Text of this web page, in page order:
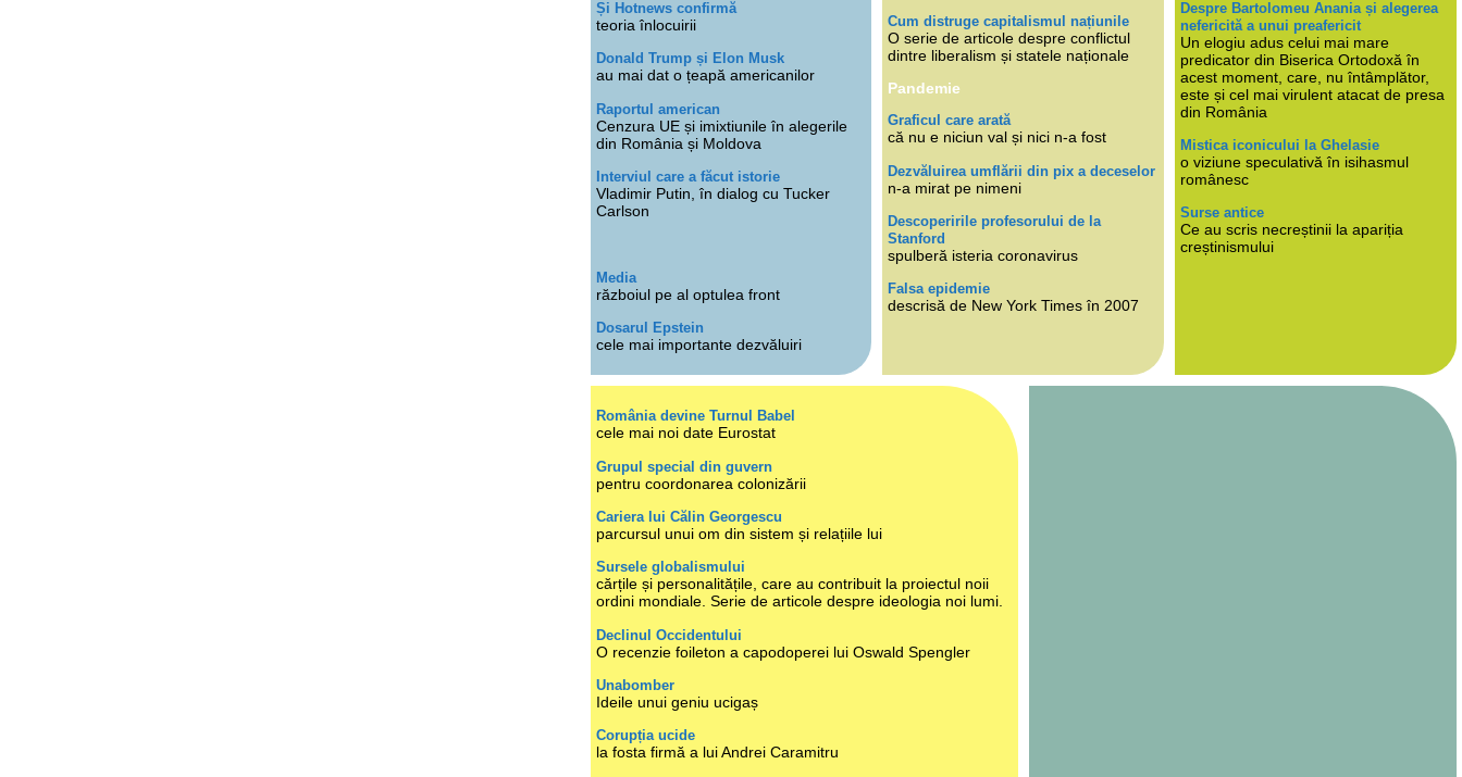
Și Hotnews confirmă
teoria înlocuirii
Donald Trump și Elon Musk
au mai dat o țeapă americanilor
Raportul american
Cenzura UE și imixtiunile în alegerile
din România și Moldova
Interviul care a făcut istorie
Vladimir Putin, în dialog cu Tucker
Carlson
Media
războiul pe al optulea front
Dosarul Epstein
cele mai importante dezvăluiri
Cum distruge capitalismul națiunile
O serie de articole despre conflictul
dintre liberalism și statele naționale
Pandemie
Graficul care arată
că nu e niciun val și nici n-a fost
Dezvăluirea umflării din pix a deceselor
n-a mirat pe nimeni
Descoperirile profesorului de la
Stanford
spulberă isteria coronavirus
Falsa epidemie
descrisă de New York Times în 2007
Despre Bartolomeu Anania și alegerea
nefericită a unui preafericit
Un elogiu adus celui mai mare
predicator din Biserica Ortodoxă în
acest moment, care, nu întâmplător,
este și cel mai virulent atacat de presa
din România
Mistica iconicului la Ghelasie
o viziune speculativă în isihasmul
românesc
Surse antice
Ce au scris necreștinii la apariția
creștinismului
România devine Turnul Babel
cele mai noi date Eurostat
Grupul special din guvern
pentru coordonarea colonizării
Cariera lui Călin Georgescu
parcursul unui om din sistem și relațiile lui
Sursele globalismului
cărțile și personalitățile, care au contribuit la proiectul noii
ordini mondiale. Serie de articole despre ideologia noi lumi.
Declinul Occidentului
O recenzie foileton a capodoperei lui Oswald Spengler
Unabomber
Ideile unui geniu ucigaș
Corupția ucide
la fosta firmă a lui Andrei Caramitru